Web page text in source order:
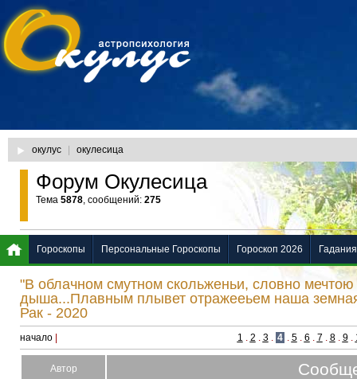
окулус окулесица
Форум Окулесица
Тема 5878, сообщений: 275
"В облачном смутном скольженьи, словно мечтою
дыша...Плавным плывет отражееьем наша
Рак - 2020
начало 1 . 2 . 3 . 4 . 5 . 6 . 7 . 8 . 9 .
Автор
Гороскопы Персональные Гороскопы Гороскоп 2026 Гадания